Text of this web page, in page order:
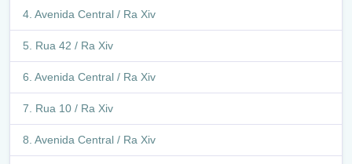
Avenida Central / Ra Xiv
Rua 42 / Ra Xiv
Avenida Central / Ra Xiv
Rua 10 / Ra Xiv
Avenida Central / Ra Xiv